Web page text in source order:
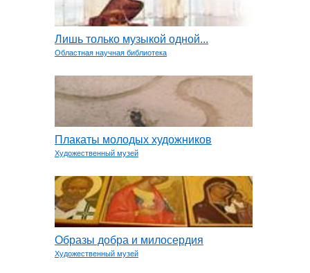
Лишь только музыкой одной...
Областная научная библиотека
Плакаты молодых художников
Художественный музей
Образы добра и милосердия
Художественный музей